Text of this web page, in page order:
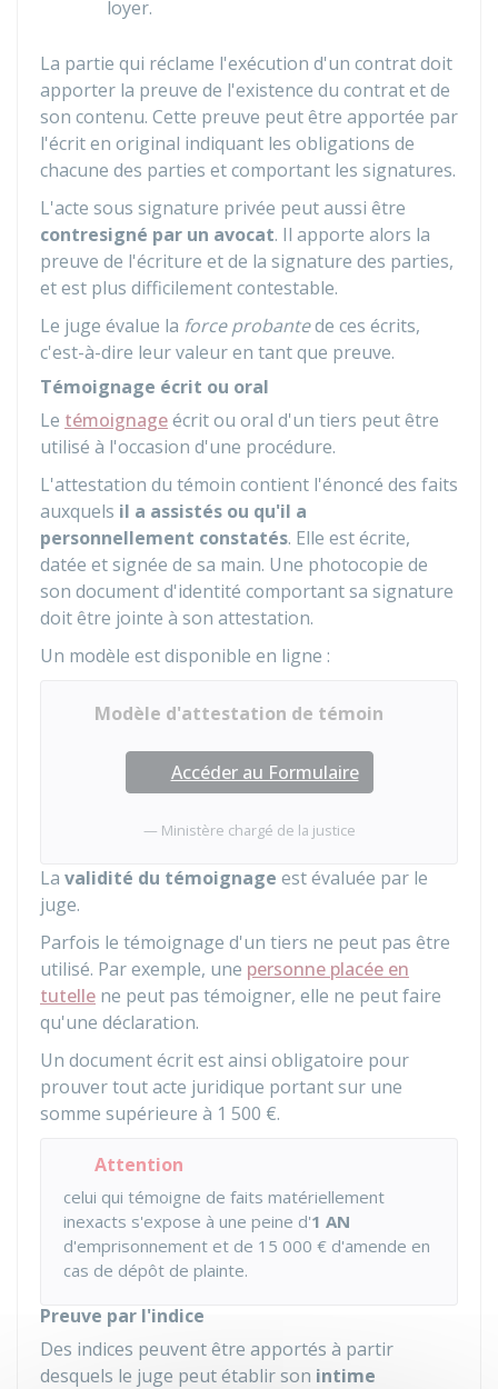
loyer.
La partie qui réclame l'exécution d'un contrat doit
apporter la preuve de l'existence du contrat et de
son contenu. Cette preuve peut être apportée par
l'écrit en original indiquant les obligations de
chacune des parties et comportant les signatures.
L'acte sous signature privée peut aussi être
contresigné par un avocat. Il apporte alors la
preuve de l'écriture et de la signature des parties,
et est plus difficilement contestable.
Le juge évalue la force probantede ces écrits,
c'est-à-dire leur valeur en tant que preuve.
Témoignage écrit ou oral
Le témoignageécrit ou oral d'un tiers peut être
utilisé à l'occasion d'une procédure.
L'attestation du témoin contient l'énoncé des faits
auxquels il a assistés ou qu'il a
personnellement constatés. Elle est écrite,
datée et signée de sa main. Une photocopie de
son document d'identité comportant sa signature
doit être jointe à son attestation.
Un modèle est disponible en ligne :
Modèle d'attestation de témoin
Accéder au Formulaire
Ministère chargé de la justice
La validité du témoignage est évaluée par le
juge.
Parfois le témoignage d'un tiers ne peut pas être
utilisé. Par exemple, une personne placée en
tutelle ne peut pas témoigner, elle ne peut faire
qu'une déclaration.
Un document écrit est ainsi obligatoire pour
prouver tout acte juridique portant sur une
somme supérieure à 1 500 €.
Attention
celui qui témoigne de faits matériellement
inexacts s'expose à une peine d'1 AN
d'emprisonnement et de 15 000 € d'amende en
cas de dépôt de plainte.
Preuve par l'indice
Des indices peuvent être apportés à partir
desquels le juge peut établir son intime